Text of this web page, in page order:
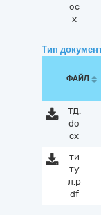
oc
x
Тип
ФАЙЛ
ТД.
do
cx
ти
ту
л.p
df